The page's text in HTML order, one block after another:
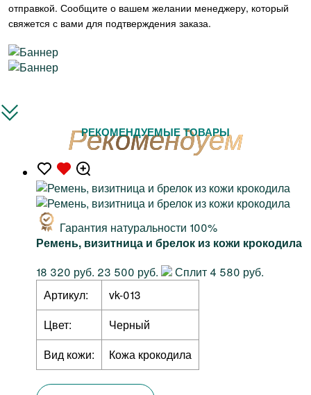
отправкой. Сообщите о вашем желании менеджеру, который
свяжется с вами для подтверждения заказа.
РЕКОМЕНДУЕМЫЕ ТОВАРЫ
Гарантия натуральности 100%
Ремень, визитница и брелок из кожи крокодила
18 320 руб. 23 500 руб.
Сплит 4 580 руб.
Артикул:
vk-013
Цвет:
Черный
Вид кожи:
Кожа крокодила